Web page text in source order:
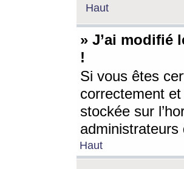
Haut
» J’ai modifié
!
Si vous êtes
correctement et
stockée sur
administrateurs
Haut